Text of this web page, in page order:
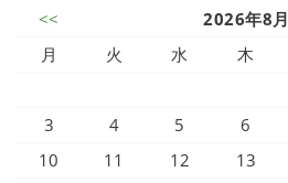
<<
2026年8月
月
火 水 木
3
4 5 6
10
11 12 13